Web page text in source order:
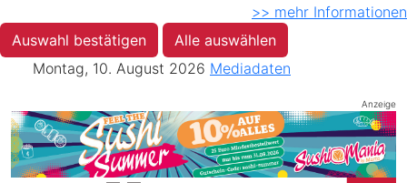
>> mehr Informationen
Auswahl bestätigen
Alle auswählen
Montag, 10. August 2026 Mediadaten
Anzeige